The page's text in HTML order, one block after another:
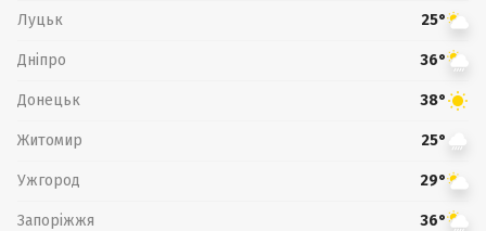
Луцьк 25°
Дніпро 36°
Донецьк 38°
Житомир 25°
Ужгород 29°
Запоріжжя 36°